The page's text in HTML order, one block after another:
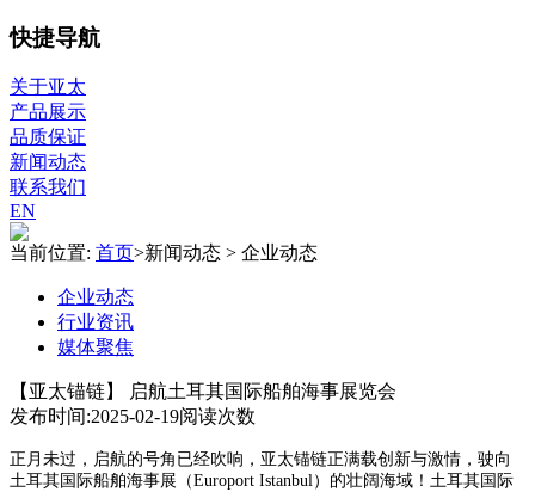
快捷导航
关于亚太
产品展示
品质保证
新闻动态
联系我们
EN
当前位置: 首页>新闻动态 > 企业动态
企业动态
行业资讯
媒体聚焦
【亚太锚链】 启航土耳其国际船舶海事展览会
发布时间:2025-02-19阅读次数
正月未过，启航的号角已经吹响，亚太锚链正满载创新与激情，驶向
土耳其国际船舶海事展（Europort Istanbul）的壮阔海域！土耳其国际